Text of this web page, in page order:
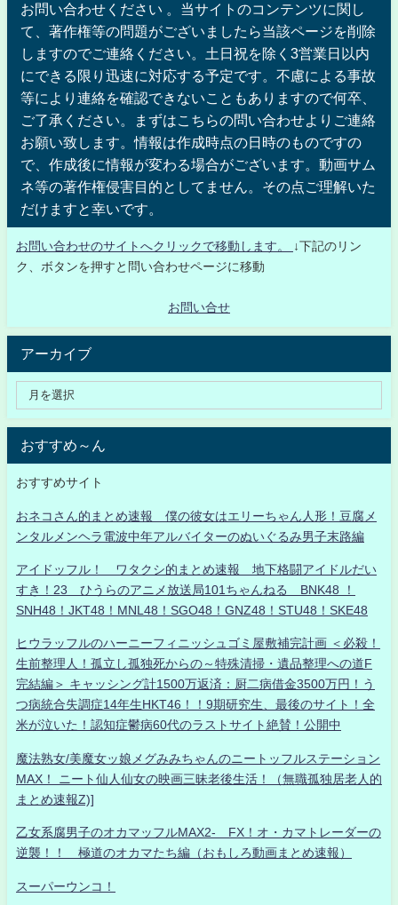
お問い合わせください 。当サイトのコンテンツに関し
て、著作権等の問題がございましたら当該ページを削除
しますのでご連絡ください。土日祝を除く3営業日以内
にできる限り迅速に対応する予定です。不慮による事故
等により連絡を確認できないこともありますので何卒、
ご了承ください。まずはこちらの問い合わせよりご連絡
お願い致します。情報は作成時点の日時のものですの
で、作成後に情報が変わる場合がございます。動画サム
ネ等の著作権侵害目的としてません。その点ご理解いた
だけますと幸いです。
お問い合わせのサイトへクリックで移動します。
↓下記のリン
ク、ボタンを押すと問い合わせページに移動
お問い合せ
アーカイブ
おすすめ～ん
おすすめサイト
おネコさん的まとめ速報 僕の彼女はエリーちゃん人形！豆腐メ
ンタルメンヘラ電波中年アルバイターのぬいぐるみ男子末路編
アイドッフル！ ワタクシ的まとめ速報 地下格闘アイドルだい
すき！23 ひうらのアニメ放送局101ちゃんねる BNK48 ！
SNH48！JKT48！MNL48！SGO48！GNZ48！STU48！SKE48
ヒウラッフルのハーニーフィニッシュゴミ屋敷補完計画 ＜必殺！
生前整理人！孤立し孤独死からの～特殊清掃・遺品整理への道F
完結編＞ キャッシング計1500万返済：厨二病借金3500万円！う
つ病統合失調症14年生HKT46！！9期研究生、最後のサイト！全
米が泣いた！認知症鬱病60代のラストサイト絶賛！公開中
魔法熟女/美魔女ッ娘メグみみちゃんのニートッフルステーション
MAX！ ニート仙人仙女の映画三昧老後生活！（無職孤独居老人的
まとめ速報Z)]
乙女系腐男子のオカマッフルMAX2- FX！オ・カマトレーダーの
逆襲！！ 極道のオカマたち編（おもしろ動画まとめ速報）
スーパーウンコ！